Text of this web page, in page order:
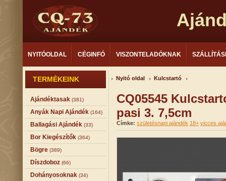
NYITÓOLDAL CÉGINFÓ VISZONTELADÓKNAK
TERMÉKEINK
Ajándéktasak (381)
Anyák Napi Ajándék (164)
Ballagási Ajándék (33)
Bor Kiegészítők (364)
Bögre (389)
Díszdoboz (66)
Dohányosoknak (34)
Nyitó oldal Kulcstartó
CQ05545
pasi 3. 7,5cm
Címke: születésnapi ajándék 18+ vicces